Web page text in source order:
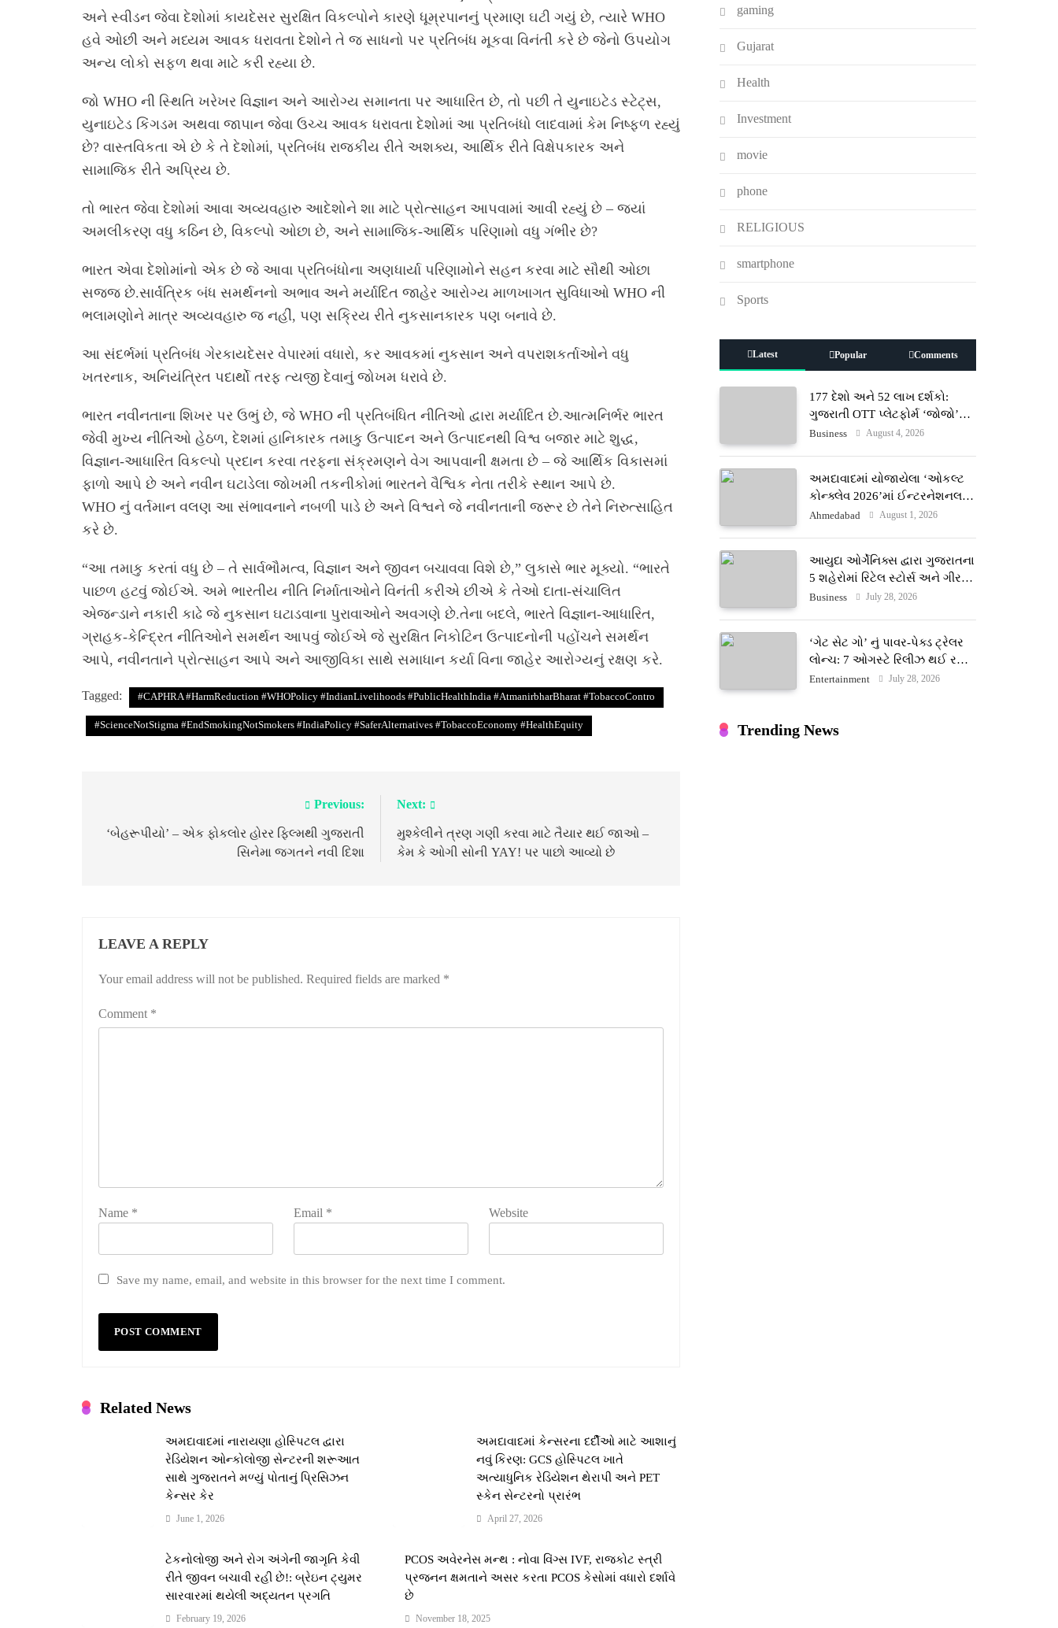
અને સ્વીડન જેવા દેશોમાં કાયદેસર સુરક્ષિત વિકલ્પોને કારણે ધૂમ્રપાનનું પ્રમાણ ઘટી ગયું છે, ત્યારે WHO
હવે ઓછી અને મધ્યમ આવક ધરાવતા દેશોને તે જ સાધનો પર પ્રતિબંધ મૂકવા વિનંતી કરે છે જેનો ઉપયોગ
અન્ય લોકો સફળ થવા માટે કરી રહ્યા છે.
જો WHO ની સ્થિતિ ખરેખર વિજ્ઞાન અને આરોગ્ય સમાનતા પર આધારિત છે, તો પછી તે યુનાઇટેડ સ્ટેટ્સ,
યુનાઇટેડ કિંગડમ અથવા જાપાન જેવા ઉચ્ચ આવક ધરાવતા દેશોમાં આ પ્રતિબંધો લાદવામાં કેમ નિષ્ફળ રહ્યું
છે? વાસ્તવિકતા એ છે કે તે દેશોમાં, પ્રતિબંધ રાજકીય રીતે અશક્ય, આર્થિક રીતે વિક્ષેપકારક અને
સામાજિક રીતે અપ્રિય છે.
તો ભારત જેવા દેશોમાં આવા અવ્યવહારુ આદેશોને શા માટે પ્રોત્સાહન આપવામાં આવી રહ્યું છે – જ્યાં
અમલીકરણ વધુ કઠિન છે, વિકલ્પો ઓછા છે, અને સામાજિક-આર્થિક પરિણામો વધુ ગંભીર છે?
ભારત એવા દેશોમાંનો એક છે જે આવા પ્રતિબંધોના અણધાર્યા પરિણામોને સહન કરવા માટે સૌથી ઓછા
સજ્જ છે.સાર્વત્રિક બંધ સમર્થનનો અભાવ અને મર્યાદિત જાહેર આરોગ્ય માળખાગત સુવિધાઓ WHO ની
ભલામણોને માત્ર અવ્યવહારુ જ નહીં, પણ સક્રિય રીતે નુકસાનકારક પણ બનાવે છે.
આ સંદર્ભમાં પ્રતિબંધ ગેરકાયદેસર વેપારમાં વધારો, કર આવકમાં નુકસાન અને વપરાશકર્તાઓને વધુ
ખતરનાક, અનિયંત્રિત પદાર્થો તરફ ત્યજી દેવાનું જોખમ ધરાવે છે.
ભારત નવીનતાના શિખર પર ઉભું છે, જે WHO ની પ્રતિબંધિત નીતિઓ દ્વારા મર્યાદિત છે.આત્મનિર્ભર ભારત
જેવી મુખ્ય નીતિઓ હેઠળ, દેશમાં હાનિકારક તમાકુ ઉત્પાદન અને ઉત્પાદનથી વિશ્વ બજાર માટે શુદ્ધ,
વિજ્ઞાન-આધારિત વિકલ્પો પ્રદાન કરવા તરફના સંક્રમણને વેગ આપવાની ક્ષમતા છે – જે આર્થિક વિકાસમાં
ફાળો આપે છે અને નવીન ઘટાડેલા જોખમી તકનીકોમાં ભારતને વૈશ્વિક નેતા તરીકે સ્થાન આપે છે.
WHO નું વર્તમાન વલણ આ સંભાવનાને નબળી પાડે છે અને વિશ્વને જે નવીનતાની જરૂર છે તેને નિરુત્સાહિત
કરે છે.
“આ તમાકુ કરતાં વધુ છે – તે સાર્વભૌમત્વ, વિજ્ઞાન અને જીવન બચાવવા વિશે છે,” લુકાસે ભાર મૂક્યો. “ભારતે
પાછળ હટવું જોઈએ. અમે ભારતીય નીતિ નિર્માતાઓને વિનંતી કરીએ છીએ કે તેઓ દાતા-સંચાલિત
એજન્ડાને નકારી કાઢે જે નુકસાન ઘટાડવાના પુરાવાઓને અવગણે છે.તેના બદલે, ભારતે વિજ્ઞાન-આધારિત,
ગ્રાહક-કેન્દ્રિત નીતિઓને સમર્થન આપવું જોઈએ જે સુરક્ષિત નિકોટિન ઉત્પાદનોની પહોંચને સમર્થન
આપે, નવીનતાને પ્રોત્સાહન આપે અને આજીવિકા સાથે સમાધાન કર્યા વિના જાહેર આરોગ્યનું રક્ષણ કરે.
Tagged: #CAPHRA #HarmReduction #WHOPolicy #IndianLivelihoods #PublicHealthIndia #AtmanirbharBharat #TobaccoContro
#ScienceNotStigma #EndSmokingNotSmokers #IndiaPolicy #SaferAlternatives #TobaccoEconomy #HealthEquity
navigation
Previous:
‘બેહરૂપીયો’ – એક ફોકલોર હોરર ફિલ્મથી ગુજરાતી
સિનેમા જગતને નવી દિશા
Next:
મુશ્કેલીને ત્રણ ગણી કરવા માટે તૈયાર થઈ જાઓ –
કેમ કે ઓગી સોની YAY! પર પાછો આવ્યો છે
LEAVE A REPLY
Your email address will not be published. Required fields are marked *
Comment *
Name * Email * Website
Save my name, email, and website in this browser for the next time I comment.
Related News
અમદાવાદમાં નારાયણા હોસ્પિટલ દ્વારા
રેડિયેશન ઓન્કોલોજી સેન્ટરની શરૂઆત
સાથે ગુજરાતને મળ્યું પોતાનું પ્રિસિઝન
કેન્સર કેર
June 1, 2026
અમદાવાદમાં કેન્સરના દર્દીઓ માટે આશાનું
નવું કિરણ: GCS હોસ્પિટલ ખાતે
અત્યાધુનિક રેડિયેશન થેરાપી અને PET
સ્કેન સેન્ટરનો પ્રારંભ
April 27, 2026
ટેકનોલોજી અને રોગ અંગેની જાગૃતિ કેવી
રીતે જીવન બચાવી રહી છે!: બ્રેઇન ટ્યુમર
સારવારમાં થયેલી અદ્યતન પ્રગતિ
February 19, 2026
PCOS અવેરનેસ મન્થ : નોવા વિંગ્સ IVF, રાજકોટ સ્ત્રી
પ્રજનન ક્ષમતાને અસર કરતા PCOS કેસોમાં વધારો દર્શાવે
છે
November 18, 2025
gaming
Gujarat
Health
Investment
movie
phone
RELIGIOUS
smartphone
Sports
Latest Popular Comments
177 દેશો અને 52 લાખ દર્શકો:
ગુજરાતી OTT પ્લેટફોર્મ ‘જોજો’
(JOJO) નો વિશ્વભરમાં દબદબો
Business August 4, 2026
અમદાવાદમાં યોજાયેલા ‘ઓકલ્ટ
કોન્ક્લેવ 2026’માં ઈન્ટરનેશનલ
ટેરોટ રીડર પુનિતજી લુલ્લા એ ટેરોટ
Ahmedabad August 1, 2026
આયુદા ઓર્ગેનિક્સ દ્વારા ગુજરાતના
5 શહેરોમાં રિટેલ સ્ટોર્સ અને ગીર
ગાયના વૈદિક વલોણા ઘી-દૂધની શુદ્ધ
Business July 28, 2026
‘ગેટ સેટ ગો’ નું પાવર-પેક્ડ ટ્રેલર
લોન્ચ: 7 ઓગસ્ટે રિલીઝ થઈ રહેલ
આ ફિલ્મમાં હાઇ-ટેક VFX જોવા
Entertainment July 28, 2026
Trending News